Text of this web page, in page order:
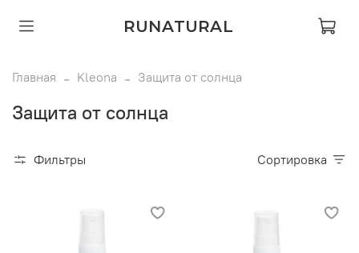
RUNATURAL
Главная Kleona Защита от солнца
Защита от солнца
Фильтры Сортировка